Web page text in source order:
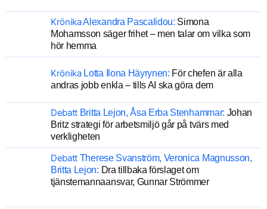
KrönikaAlexandra Pascalidou: Simona
Mohamsson säger frihet – men talar om vilka som
hör hemma
Krönika Lotta Ilona Häyrynen: För chefen är alla
andras jobb enkla – tills AI ska göra dem
Debatt Britta Lejon, Åsa Erba Stenhammar: Johan
Britz strategi för arbetsmiljö går på tvärs med
verkligheten
Debatt Therese Svanström, Veronica Magnusson,
Britta Lejon: Dra tillbaka förslaget om
tjänstemannaansvar, Gunnar Strömmer